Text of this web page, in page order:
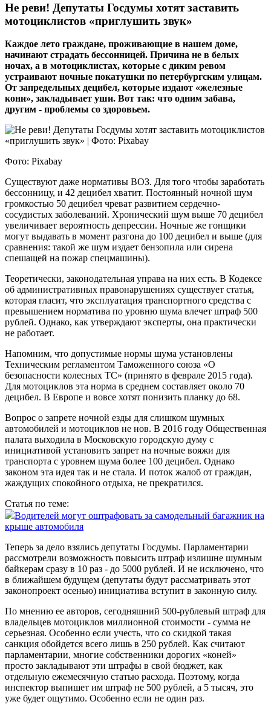
Не реви! Депутаты Госдумы хотят заставить
мотоциклистов «приглушить звук»
Каждое лето граждане, проживающие в нашем доме,
начинают страдать бессонницей. Причина не в белых
ночах, а в мотоциклистах, которые с диким ревом
устраивают ночные покатушки по петербургским улицам.
От запредельных децибел, которые издают «железные
кони», закладывает уши. Вот так: что одним забава,
другим - проблемы со здоровьем.
Фото: Pixabay
Существуют даже нормативы ВОЗ. Для того чтобы заработать
бессонницу, и 42 децибел хватит. Постоянный ночной шум
громкостью 50 децибел чреват развитием сердечно-
сосудистых заболеваний. Хронический шум выше 70 децибел
увеличивает вероятность депрессии. Ночные же гонщики
могут выдавать в момент разгона до 100 децибел и выше (для
сравнения: такой же шум издает бензопила или сирена
спешащей на пожар спецмашины).
Теоретически, законодательная управа на них есть. В Кодексе
об административных правонарушениях существует статья,
которая гласит, что эксплуатация транспортного средства с
превышением норматива по уровню шума влечет штраф 500
рублей. Однако, как утверждают эксперты, она практически
не работает.
Напомним, что допустимые нормы шума установлены
Техническим регламентом Таможенного союза «О
безопасности колесных ТС» (принято в феврале 2015 года).
Для мотоциклов эта норма в среднем составляет около 70
децибел. В Европе и вовсе хотят понизить планку до 68.
Вопрос о запрете ночной езды для слишком шумных
автомобилей и мотоциклов не нов. В 2016 году Общественная
палата выходила в Московскую городскую думу с
инициативой установить запрет на ночные вояжи для
транспорта с уровнем шума более 100 децибел. Однако
законом эта идея так и не стала. И поток жалоб от граждан,
жаждущих спокойного отдыха, не прекратился.
Статья по теме:
Водителей могут оштрафовать за самодельный багажник на
крыше автомобиля
Теперь за дело взялись депутаты Госдумы. Парламентарии
рассмотрели возможность повысить штраф излишне шумным
байкерам сразу в 10 раз - до 5000 рублей. И не исключено, что
в ближайшем будущем (депутаты будут рассматривать этот
законопроект осенью) инициатива вступит в законную силу.
По мнению ее авторов, сегодняшний 500-рублевый штраф для
владельцев мотоциклов миллионной стоимости - сумма не
серьезная. Особенно если учесть, что со скидкой такая
санкция обойдется всего лишь в 250 рублей. Как считают
парламентарии, многие собственники дорогих «коней»
просто закладывают эти штрафы в свой бюджет, как
отдельную ежемесячную статью расхода. Поэтому, когда
инспектор выпишет им штраф не 500 рублей, а 5 тысяч, это
уже будет ощутимо. Особенно если не один раз.